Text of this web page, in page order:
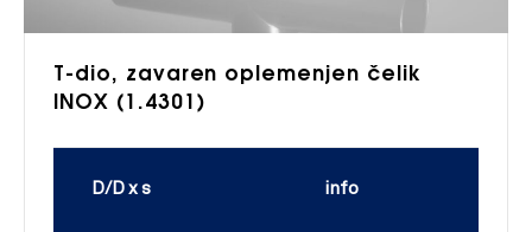
T-dio, zavaren oplemenjen čelik
INOX (1.4301)
D/D x s info